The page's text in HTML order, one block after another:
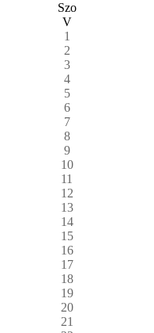
Szo
V
1
2
3
4
5
6
7
8
9
10
11
12
13
14
15
16
17
18
19
20
21